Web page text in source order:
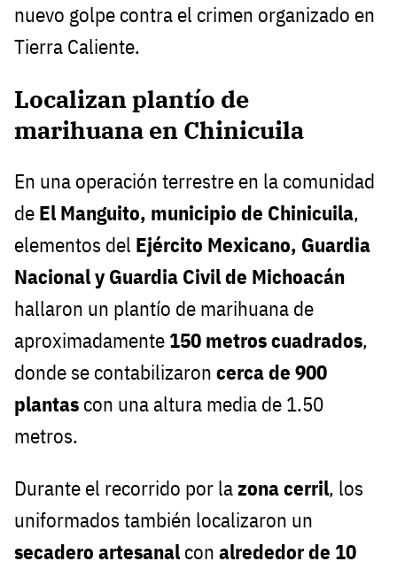
nuevo golpe contra el crimen organizado en
Tierra Caliente.
Localizan plantío de
marihuana en Chinicuila
En una operación terrestre en la comunidad
de El Manguito, municipio de Chinicuila,
elementos del Ejército Mexicano, Guardia
Nacional y Guardia Civil de Michoacán
hallaron un plantío de marihuana de
aproximadamente 150 metros cuadrados,
donde se contabilizaron cerca de 900
plantas con una altura media de 1.50
metros.
Durante el recorrido por lazona cerril, los
uniformados también localizaron un
secadero artesanal con alrededor de 10